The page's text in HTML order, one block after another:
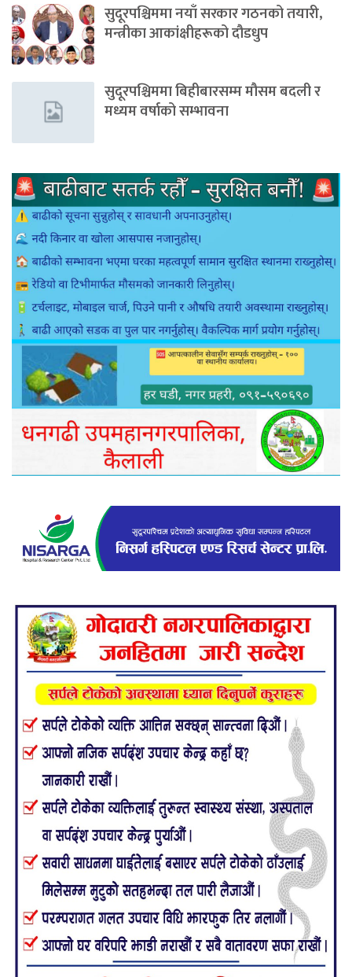
सुदूरपश्चिममा नयाँ सरकार गठनको तयारी,
मन्त्रीका आकांक्षीहरूको दौडधुप
सुदूरपश्चिममा बिहीबारसम्म मौसम बदली र
मध्यम वर्षाको सम्भावना